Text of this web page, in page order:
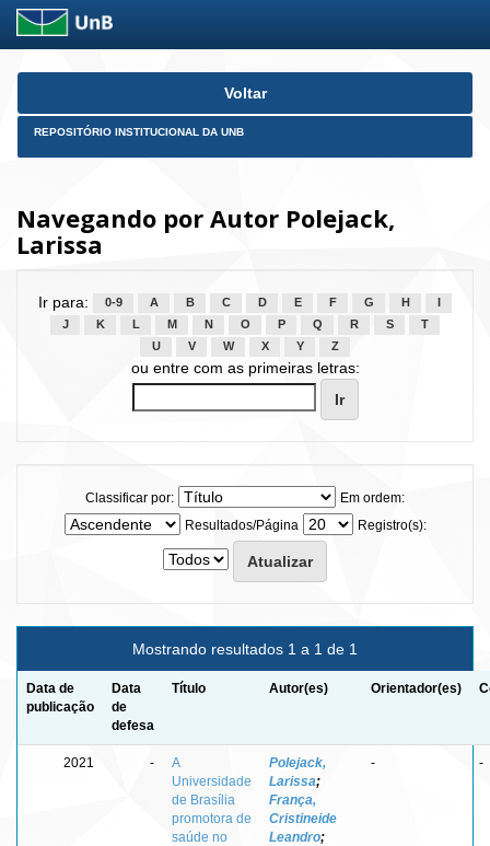
Skip
Voltar
REPOSITÓRIO INSTITUCIONAL DA UNB
Navegando por Autor Polejack,
Larissa
Ir para: 0-9 A B C D E F G H
J
K L M N O P Q R S
T
U
V W X Y Z
ou entre com as primeiras letras:
Classificar por:
Em ordem:
Resultados/Página
Registro(s):
Mostrando resultados 1 a 1 de 1
Data de
publicação
Data
de
defesa
Título Autor(es) Orientador(es)
2021 -
A
Universidade
de Brasília
promotora de
saúde no
Polejack,
Larissa;
França,
Cristineide
Leandro;
- -